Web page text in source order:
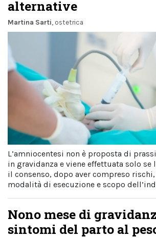
alternative
Martina Sarti, ostetrica
L’amniocentesi non è proposta di
in gravidanza e viene effettuata solo se
il consenso, dopo aver compreso
modalità di esecuzione e scopo
Nono mese di
sintomi del parto al